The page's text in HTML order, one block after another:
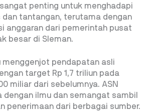
penting untuk menghadapi
dan tantangan, terutama dengan
anggaran dari pemerintah pusat
besar di Sleman.
menggenjot pendapatan asli
target Rp 1,7 triliun pada
miliar dari sebelumnya. ASN
dengan ilmu dan semangat sambil
penerimaan dari berbagai sumber.